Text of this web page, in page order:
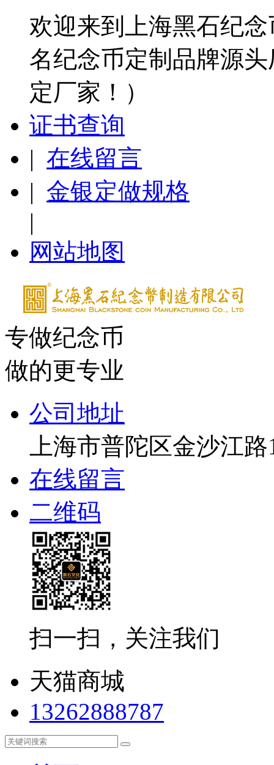
欢迎来到上海黑石纪
名纪念币定制品牌源
定厂家！）
证书查询
| 在线留言
| 金银定做规格
|
网站地图
专做纪念币
做的更专业
公司地址
上海市普陀区金沙江
在线留言
二维码
扫一扫，关注我们
天猫商城
13262888787